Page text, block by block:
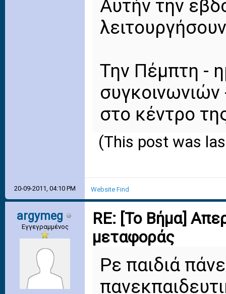
Αυτήν την
Την Πέμπτη -
συγκοινωνιών
στο κέντρο
(This post was
20-09-2011, 04:10 PM Website Find
argymeg
Εγγεγραμμένος
RE: [Το Βήμα]
μεταφοράς
Ρε παιδιά